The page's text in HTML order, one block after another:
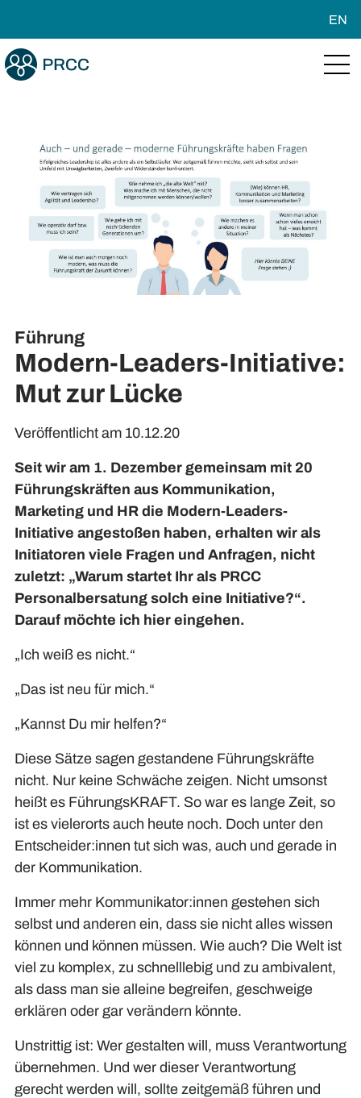
EN
Führung
Modern-Leaders-Initiative:
Mut zur Lücke
Veröffentlicht am 10.12.20
Seit wir am 1. Dezember gemeinsam mit 20
Führungskräften aus Kommunikation,
Marketing und HR die Modern-Leaders-
Initiative angestoßen haben, erhalten wir als
Initiatoren viele Fragen und Anfragen, nicht
zuletzt: „Warum startet Ihr als PRCC
Personalbersatung solch eine Initiative?“.
Darauf möchte ich hier eingehen.
„Ich weiß es nicht.“
„Das ist neu für mich.“
„Kannst Du mir helfen?“
Diese Sätze sagen gestandene Führungskräfte
nicht. Nur keine Schwäche zeigen. Nicht umsonst
heißt es FührungsKRAFT. So war es lange Zeit, so
ist es vielerorts auch heute noch. Doch unter den
Entscheider:innen tut sich was, auch und gerade in
der Kommunikation.
Immer mehr Kommunikator:innen gestehen sich
selbst und anderen ein, dass sie nicht alles wissen
können und können müssen. Wie auch? Die Welt ist
viel zu komplex, zu schnelllebig und zu ambivalent,
als dass man sie alleine begreifen, geschweige
erklären oder gar verändern könnte.
Unstrittig ist: Wer gestalten will, muss Verantwortung
übernehmen. Und wer dieser Verantwortung
gerecht werden will, sollte zeitgemäß führen und